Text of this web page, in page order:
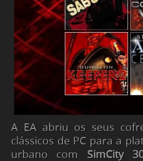
A EA abriu os seus
clássicos de PC para a
urbano com SimCity